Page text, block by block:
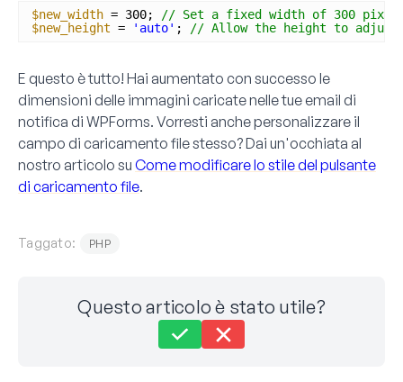
$new_width = 300;
// Set a fixed width of 300
$new_height = 'auto' ; // Allow the height to adjust
E questo è tutto! Hai aumentato con successo le
dimensioni delle immagini caricate nelle tue email di
notifica di WPForms. Vorresti anche personalizzare il
campo di caricamento file stesso? Dai un'occhiata al
nostro articolo su Come modificare lo stile del pulsante
di caricamento file.
Taggato: PHP
Questo articolo è stato utile?